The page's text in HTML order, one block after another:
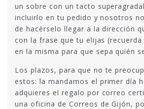
un sobre con un tacto
incluirlo en tu pedido y nosotros
de hacérselo llegar a la dirección
con la frase que tu elijas
en la misma para que sepa quién
Los plazos, para que no te
estos: la mandamos el primer día
adquieres el regalo por correo
una oficina de Correos de Gijón,